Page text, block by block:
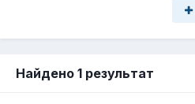
Найдено 1 результат